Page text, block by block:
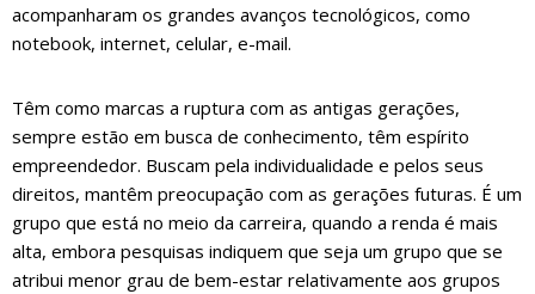
acompanharam os grandes avanços tecnológicos, como
notebook, internet, celular, e-mail.
Têm como marcas a ruptura com as antigas gerações,
sempre estão em busca de conhecimento, têm espírito
empreendedor. Buscam pela individualidade e pelos seus
direitos, mantêm preocupação com as gerações futuras. É um
grupo que está no meio da carreira, quando a renda é mais
alta, embora pesquisas indiquem que seja um grupo que se
atribui menor grau de bem-estar relativamente aos grupos